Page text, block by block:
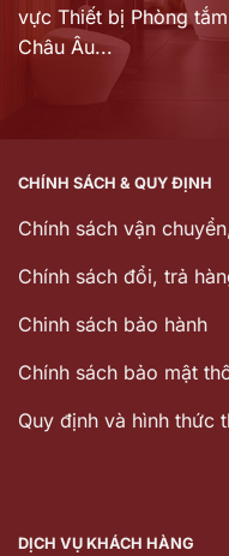
vực Thiết bị Phòng
Châu Âu...
CHÍNH SÁCH & QUY ĐỊNH
Chính sách vận
Chính sách đổi, trả
Chinh sách bảo hành
Chính sách bảo mật
Quy định và hình thức
DỊCH VỤ KHÁCH HÀNG